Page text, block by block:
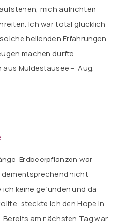
mich aufrichten
Ich war total glücklich
heilenden Erfahrungen
machen durfte.
aus Muldestausee – Aug.
Erdbeerpflanzen war
nicht
keine gefunden und da
steckte ich den Hope in
am nächsten Tag war